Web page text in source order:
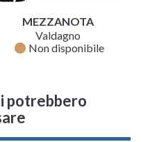
MEZZANOTA
Valdagno
fiber_manual_record Non disponibile
potrebbero